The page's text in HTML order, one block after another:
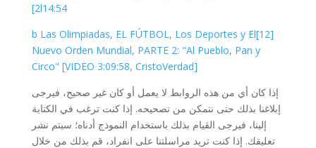
2l14:54]
[12]b Las Olimpiadas, EL FÚTBOL, Los Deportes y El
Nuevo Orden Mundial, PARTE 2: "Al Pueblo, Pan y
Circo" [VIDEO 3:09:58, CristoVerdad]
إذا كان أي من هذه الروابط لا يعمل أو كان غير صحيح، فيرجى
إبلاغنا بذلك حتى نتمكن من تصحيحه. إذا كنت ترغب في الكتابة
إلينا، فيرجى القيام بذلك باستخدام النموذج أدناه؛ سيتم نشر
تعليقك. إذا كنت تريد مراسلتنا على انفراد، قم بذلك من خلال